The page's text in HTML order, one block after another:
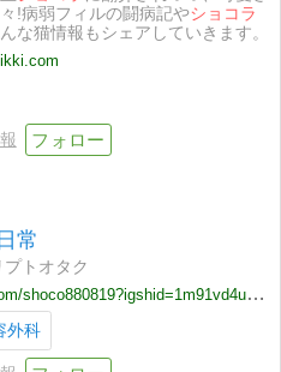
!病弱フィルの闘病記やショコラ
な猫情報もシェアしていきます。
常
トオタク
https://instagram.com/shoco880819?igshid=1m91vd4uw70nb
外科